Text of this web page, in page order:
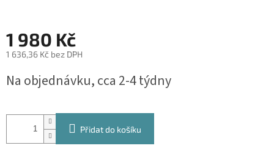
1 980 Kč
1 636,36 Kč bez DPH
cena:
Na objednávku, cca 2-4 týdny
Přidat do košíku